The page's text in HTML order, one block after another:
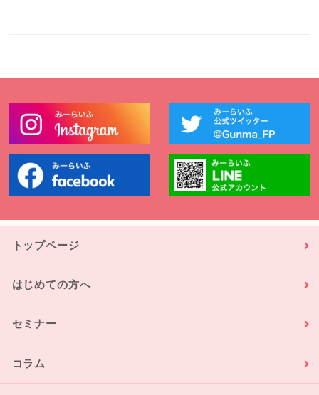
トップページ
はじめての方へ
セミナー
コラム